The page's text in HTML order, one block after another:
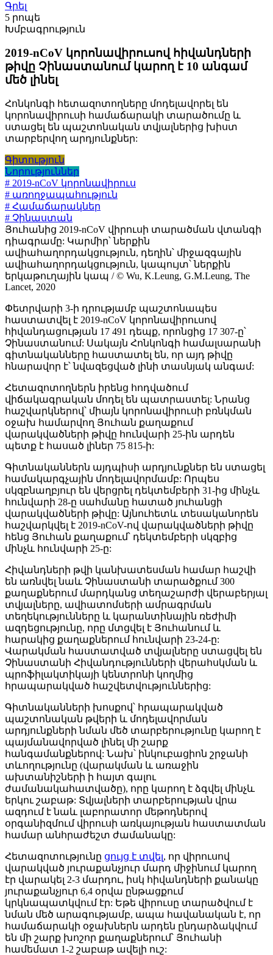
Գրել
5 րոպե
Խմբագրություն
2019-nCoV կորոնավիրուսով հիվանդների
թիվը Չինաստանում կարող է 10 անգամ
մեծ լինել
Հոնկոնգի հետազոտողները մոդելավորել են
կորոնավիրուսի համաճարակի տարածումը և
ստացել են պաշտոնական տվյալներից խիստ
տարբերվող արդյունքներ:
Գիտություն
Նորություններ
# 2019-nCoV կորոնավիրուս
# առողջապահություն
# Համաճարակներ
# Չինաստան
Յուհանից 2019-nCoV վիրուսի տարածման վտանգի
դիագրամը: Կարմիր՝ ներքին
ավիահաղորդակցություն, դեղին՝ միջազգային
ավիահաղորդակցություն, կապույտ՝ ներքին
երկաթուղային կապ / © Wu, K.Leung, G.M.Leung, The
Lancet, 2020
Փետրվարի 3-ի դրությամբ պաշտոնապես
հաստատվել է 2019-nCoV կորոնավիրուսով
հիվանդացության 17 491 դեպք, որոնցից 17 307-ը՝
Չինաստանում: Սակայն Հոնկոնգի համալսարանի
գիտնականները հաստատել են, որ այդ թիվը
հնարավոր է՝ նվազեցված լինի տասնյակ անգամ:
Հետազոտողներն իրենց հոդվածում
վիճակագրական մոդել են պատրաստել: Նրանց
հաշվարկներով՝ միայն կորոնավիրուսի բռնկման
օջախ համարվող Յուհան քաղաքում
վարակվածների թիվը հունվարի 25-ին արդեն
պետք է հասած լիներ 75 815-ի:
Գիտնականներն այդպիսի արդյունքներ են ստացել
համակարգչային մոդելավորմամբ: Որպես
սկզբնաղբյուր են վերցրել դեկտեմբերի 31-ից մինչև
հունվարի 28-ը սահմանը հատած յուհանցի
վարակվածների թիվը: Այնուհետև տեսականորեն
հաշվարկվել է 2019-nCoV-ով վարակվածների թիվը
հենց Յուհան քաղաքում՝ դեկտեմբերի սկզբից
մինչև հունվարի 25-ը:
Հիվանդների թվի կանխատեսման համար հաշվի
են առնվել նաև Չինաստանի տարածքում 300
քաղաքներում մարդկանց տեղաշարժի վերաբերյալ
տվյալները, ավիատոմսերի ամրագրման
տեղեկությունները և կարանտինային ռեժիմի
ազդեցությունը, որը մտցվել է Յուհանում և
հարակից քաղաքներում հունվարի 23-24-ը:
Վարակման հաստատված տվյալները ստացվել են
Չինաստանի Հիվանդությունների վերահսկման և
պրոֆիլակտիկայի կենտրոնի կողմից
հրապարակված հաշվետվություններից:
Գիտնականների խոսքով՝ հրապարակված
պաշտոնական թվերի և մոդելավորման
արդյունքների նման մեծ տարբերությունը կարող է
պայմանավորված լինել մի շարք
հանգամանքներով: Նախ՝ ինկուբացիոն շրջանի
տևողությունը (վարակման և առաջին
ախտանիշների ի հայտ գալու
ժամանակահատվածը), որը կարող է ձգվել մինչև
երկու շաբաթ: Տվյալների տարբերության վրա
ազդում է նաև լաբորատոր մեթոդներով
օրգանիզմում վիրուսի առկայության հաստատման
համար անհրաժեշտ ժամանակը:
Հետազոտությունը ցույց է տվել, որ վիրուսով
վարակված յուրաքանչյուր մարդ միջինում կարող
էր վարակել 2-3 մարդու, իսկ հիվանդների քանակը
յուրաքանչյուր 6,4 օրվա ընթացքում
կրկնապատկվում էր: Եթե վիրուսը տարածվում է
նման մեծ արագությամբ, ապա հավանական է, որ
համաճարակի օջախներն արդեն ընդարձակվում
են մի շարք խոշոր քաղաքներում՝ Յուհանի
համեմատ 1-2 շաբաթ ավելի ուշ: